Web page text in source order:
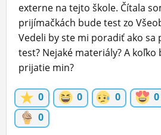
BLOGY
OBRÁZKY
ĽUDIA
NASTAVENIA
externe na tejto škole. Čítala
prijímačkách bude test zo
Vedeli by ste mi poradiť ako
test? Nejaké materiály? A
prijatie min?
0 0 0
0
0